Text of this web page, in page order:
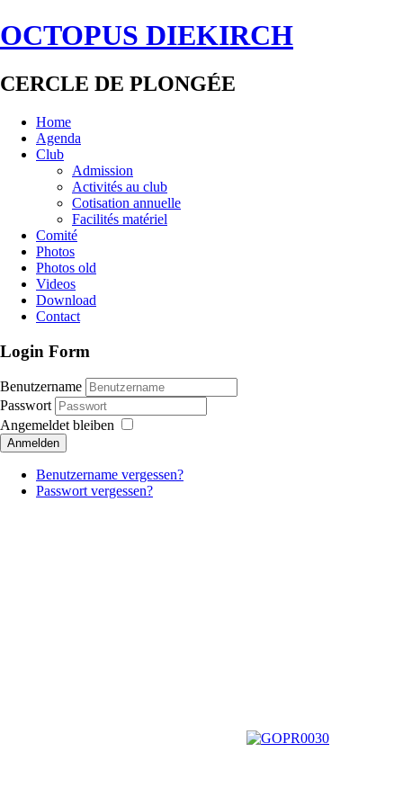
OCTOPUS DIEKIRCH
CERCLE DE PLONGÉE
Home
Agenda
Club
Admission
Activités au club
Cotisation annuelle
Facilités matériel
Comité
Photos
Photos old
Videos
Download
Contact
Login Form
Benutzername
Passwort
Angemeldet bleiben
Anmelden
Benutzername vergessen?
Passwort vergessen?